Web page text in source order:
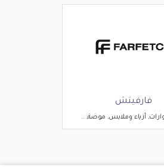
فارفيتش
أزياء وملابس, موضة, ..